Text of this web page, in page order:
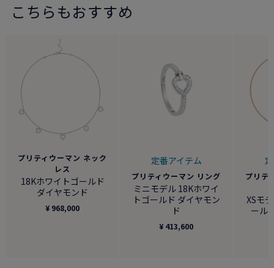
こちらもおすすめ
プリティウーマン ネック
レス
18Kホワイトゴールド
ダイヤモンド
¥ 968,000
定番アイテム
プリティウーマン リング
ミニモデル 18Kホワイ
トゴールド ダイヤモン
ド
¥ 413,600
プリテ
XSモ
ール